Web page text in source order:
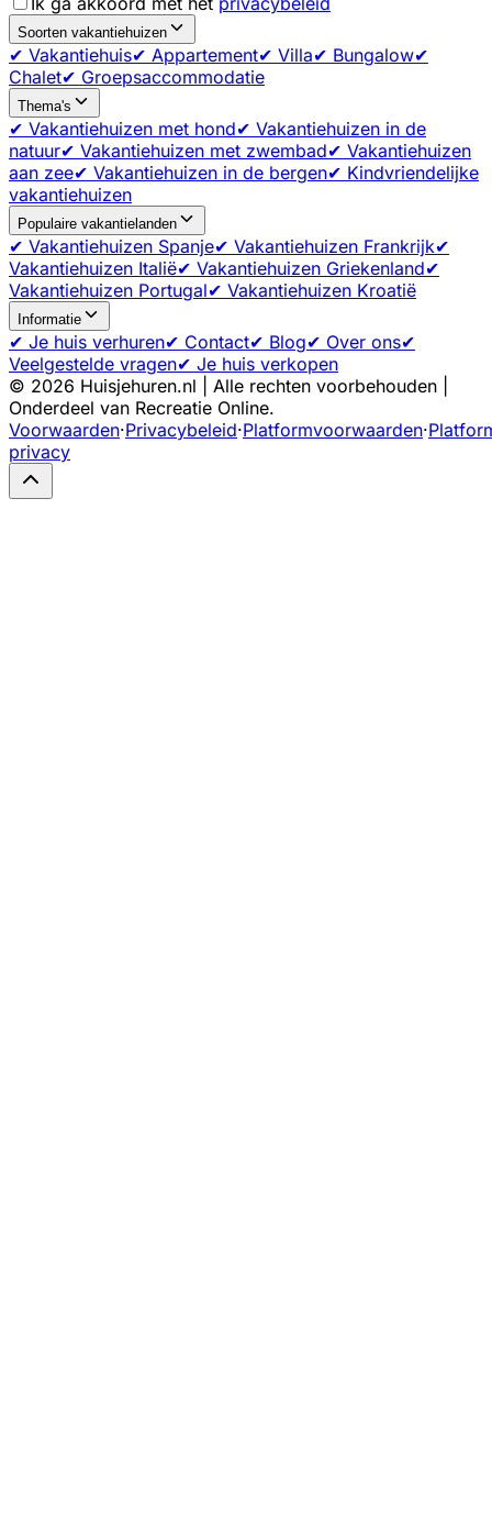
Soorten vakantiehuizen
✔ Vakantiehuis✔ Appartement✔ Villa✔ Bungalow✔
Chalet✔ Groepsaccommodatie
Thema's
✔ Vakantiehuizen met hond✔ Vakantiehuizen in de
natuur✔ Vakantiehuizen met zwembad✔ Vakantiehuizen
aan zee✔ Vakantiehuizen in de bergen✔ Kindvriendelijke
vakantiehuizen
Populaire vakantielanden
✔ Vakantiehuizen Spanje✔ Vakantiehuizen Frankrijk✔
Vakantiehuizen Italië✔ Vakantiehuizen Griekenland✔
Vakantiehuizen Portugal✔ Vakantiehuizen Kroatië
Informatie
✔ Je huis verhuren✔ Contact✔ Blog✔ Over ons✔
Veelgestelde vragen✔ Je huis verkopen
© 2026 Huisjehuren.nl | Alle rechten voorbehouden |
Onderdeel van Recreatie Online.
Voorwaarden·Privacybeleid·Platformvoorwaarden·
privacy